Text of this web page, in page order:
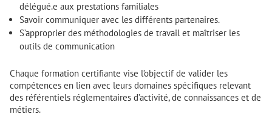
délégué.e aux prestations familiales
Savoir communiquer avec les différents partenaires.
S’approprier des méthodologies de travail et maîtriser les
outils de communication
Chaque formation certifiante vise l’objectif de valider les
compétences en lien avec leurs domaines spécifiques relevant
des référentiels réglementaires d’activité, de connaissances et de
métiers.